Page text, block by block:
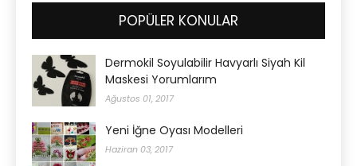
POPÜLER KONULAR
Dermokil Soyulabilir Havyarlı Siyah Kil
Maskesi Yorumlarım
Ağustos 01, 2017
Yeni İğne Oyası Modelleri
Haziran 03, 2017